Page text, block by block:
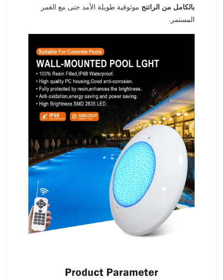
بالكامل من الراتنج موثوقية طويلة الأمد حتى مع الغمر
المستمر.